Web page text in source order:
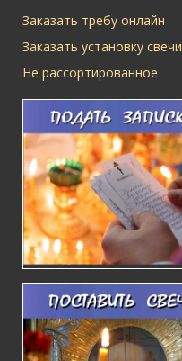
Заказать требу онлайн
Заказать установку свечи
Не рассортированное